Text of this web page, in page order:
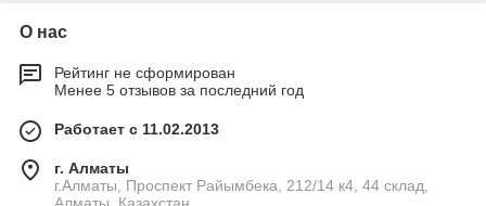
О нас
Рейтинг не сформирован
Менее 5 отзывов за последний год
Работает с 11.02.2013
г. Алматы
г.Алматы, Проспект Райымбека, 212/14 к4, 44 склад,
Алматы, Казахстан